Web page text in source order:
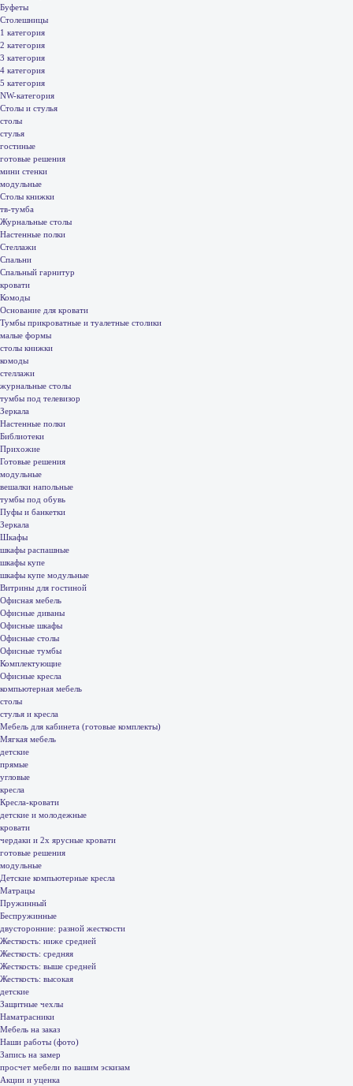
Буфеты
Столешницы
1 категория
2 категория
3 категория
4 категория
5 категория
NW-категория
Столы и стулья
столы
стулья
гостиные
готовые решения
мини стенки
модульные
Столы книжки
тв-тумба
Журнальные столы
Настенные полки
Стеллажи
Спальни
Спальный гарнитур
кровати
Комоды
Основание для кровати
Тумбы прикроватные и туалетные столики
малые формы
столы книжки
комоды
стеллажи
журнальные столы
тумбы под телевизор
Зеркала
Настенные полки
Библиотеки
Прихожие
Готовые решения
модульные
вешалки напольные
тумбы под обувь
Пуфы и банкетки
Зеркала
Шкафы
шкафы распашные
шкафы купе
шкафы купе модульные
Витрины для гостиной
Офисная мебель
Офисные диваны
Офисные шкафы
Офисные столы
Офисные тумбы
Комплектующие
Офисные кресла
компьютерная мебель
столы
стулья и кресла
Мебель для кабинета (готовые комплекты)
Мягкая мебель
детские
прямые
угловые
кресла
Кресла-кровати
детские и молодежные
кровати
чердаки и 2х ярусные кровати
готовые решения
модульные
Детские компьютерные кресла
Матрацы
Пружинный
Беспружинные
двусторонние: разной жесткости
Жесткость: ниже средней
Жесткость: средняя
Жесткость: выше средней
Жесткость: высокая
детские
Защитные чехлы
Наматрасники
Мебель на заказ
Наши работы (фото)
Запись на замер
просчет мебели по вашим эскизам
Акции и уценка